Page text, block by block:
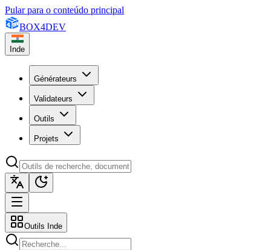
Pular para o conteúdo principal
BOX4DEV
Inde
Générateurs
Validateurs
Outils
Projets
Outils Inde